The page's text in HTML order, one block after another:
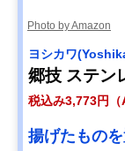
Photo by Amazon
ヨシカワ
郷技 ステン
税込み3,773円（
揚げたもの